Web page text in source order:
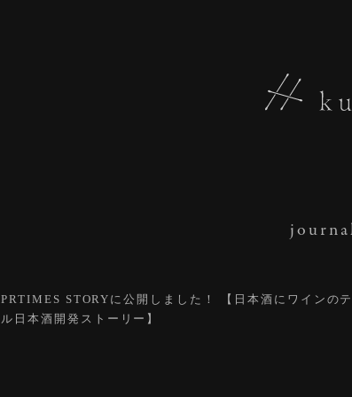
PRTIMES STORYに公開しました！ 【日本酒にワインの
ル日本酒開発ストーリー】